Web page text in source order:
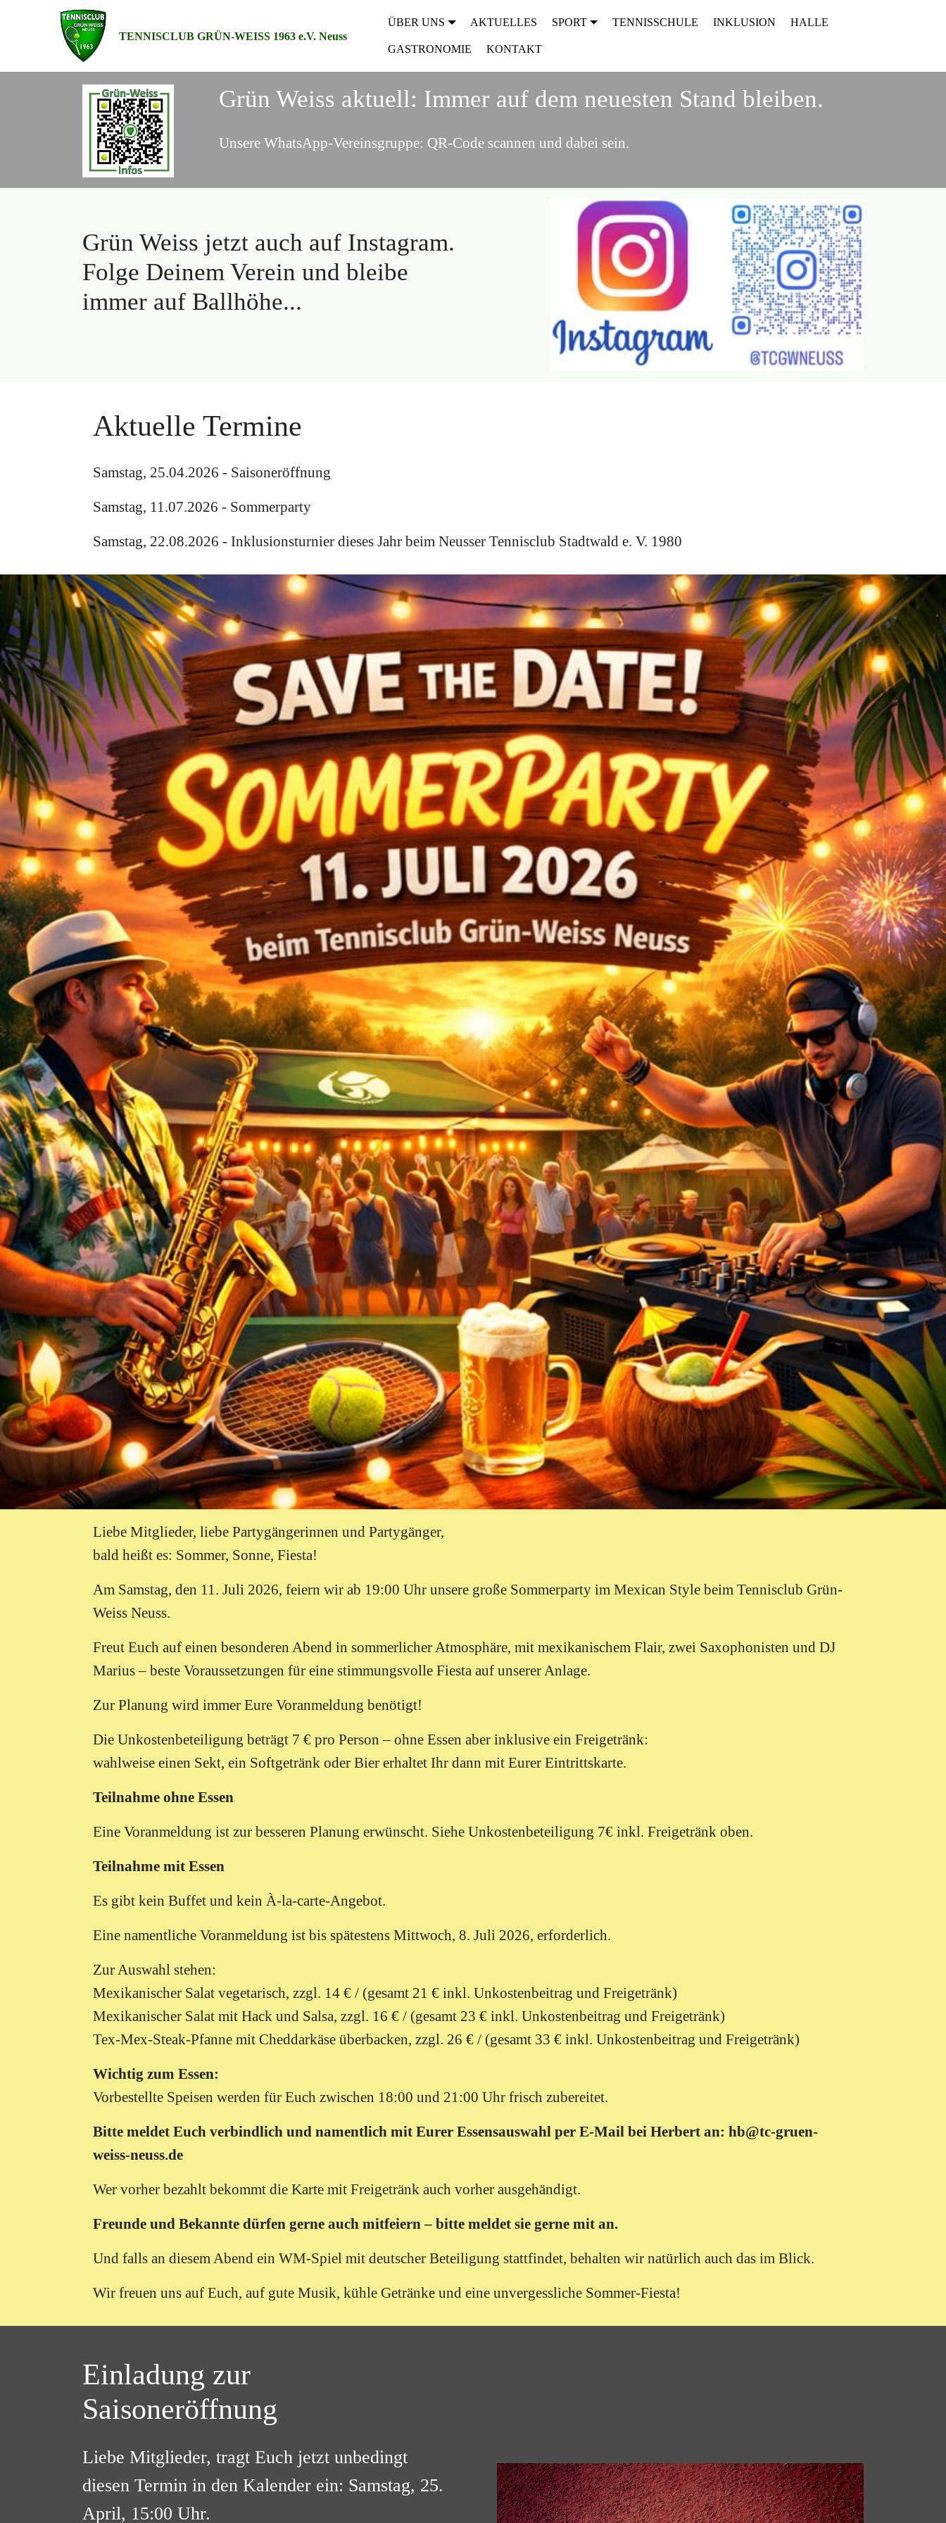
TENNISCLUB GRÜN-WEISS 1963 e.V. Neuss
ÜBER UNS AKTUELLES SPORT TENNISSCHULE INKLUSION HALLE
GASTRONOMIE KONTAKT
Grün Weiss aktuell: Immer auf dem neuesten Stand bleiben.
Unsere WhatsApp-Vereinsgruppe: QR-Code scannen und dabei sein.
Grün Weiss jetzt auch auf Instagram.
Folge Deinem Verein und bleibe
immer auf Ballhöhe...
Aktuelle Termine
Samstag, 25.04.2026 - Saisoneröffnung
Samstag, 11.07.2026 - Sommerparty
Samstag, 22.08.2026 - Inklusionsturnier dieses Jahr beim Neusser Tennisclub Stadtwald e. V. 1980
Liebe Mitglieder, liebe Partygängerinnen und Partygänger,
bald heißt es: Sommer, Sonne, Fiesta!
Am Samstag, den 11. Juli 2026, feiern wir ab 19:00 Uhr unsere große Sommerparty im Mexican Style beim Tennisclub Grün-
Weiss Neuss.
Freut Euch auf einen besonderen Abend in sommerlicher Atmosphäre, mit mexikanischem Flair, zwei Saxophonisten und DJ
Marius – beste Voraussetzungen für eine stimmungsvolle Fiesta auf unserer Anlage.
Zur Planung wird immer Eure Voranmeldung benötigt!
Die Unkostenbeteiligung beträgt 7 € pro Person – ohne Essen aber inklusive ein Freigetränk:
wahlweise einen Sekt, ein Softgetränk oder Bier erhaltet Ihr dann mit Eurer Eintrittskarte.
Teilnahme ohne Essen
Eine Voranmeldung ist zur besseren Planung erwünscht. Siehe Unkostenbeteiligung 7€ inkl. Freigetränk oben.
Teilnahme mit Essen
Es gibt kein Buffet und kein À-la-carte-Angebot.
Eine namentliche Voranmeldung ist bis spätestens Mittwoch, 8. Juli 2026, erforderlich.
Zur Auswahl stehen:
Mexikanischer Salat vegetarisch, zzgl. 14 € / (gesamt 21 € inkl. Unkostenbeitrag und Freigetränk)
Mexikanischer Salat mit Hack und Salsa, zzgl. 16 € / (gesamt 23 € inkl. Unkostenbeitrag und Freigetränk)
Tex-Mex-Steak-Pfanne mit Cheddarkäse überbacken, zzgl. 26 € / (gesamt 33 € inkl. Unkostenbeitrag und Freigetränk)
Wichtig zum Essen:
Vorbestellte Speisen werden für Euch zwischen 18:00 und 21:00 Uhr frisch zubereitet.
Bitte meldet Euch verbindlich und namentlich mit Eurer Essensauswahl per E-Mail bei Herbert an: hb@tc-gruen-
weiss-neuss.de
Wer vorher bezahlt bekommt die Karte mit Freigetränk auch vorher ausgehändigt.
Freunde und Bekannte dürfen gerne auch mitfeiern – bitte meldet sie gerne mit an.
Und falls an diesem Abend ein WM-Spiel mit deutscher Beteiligung stattfindet, behalten wir natürlich auch das im Blick.
Wir freuen uns auf Euch, auf gute Musik, kühle Getränke und eine unvergessliche Sommer-Fiesta!
Einladung zur
Saisoneröffnung
Liebe Mitglieder, tragt Euch jetzt unbedingt
diesen Termin in den Kalender ein: Samstag, 25.
April, 15:00 Uhr.